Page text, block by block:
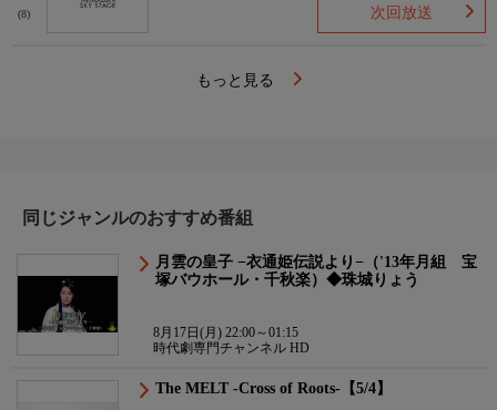
(8) 次回放送
もっと見る
同じジャンルのおすすめ番組
月雲の皇子 −衣通姫伝説より−（'13年月組 宝
塚バウホール・千秋楽）◆珠城りょう
8月17日(月) 22:00～01:15
時代劇専門チャンネル HD
The MELT -Cross of Roots-【5/4】